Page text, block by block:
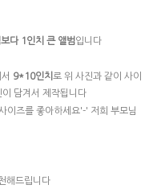
다 1인치 큰 앨범입니다
9*10인치 로 위 사진과 같이 사이
담겨서 제작됩니다
이즈를 좋아하세요'-' 저희 부모님
해드립니다